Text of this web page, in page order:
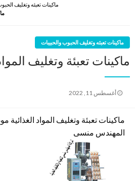
ماكينات تعبئه وتغليف
ماكينات تعبئه وتغليف الحبوب والحبيبات
‏‏ماكينات تعبئة وتغليف
نُشر
أغسطس 11, 2022
المهندس منسى